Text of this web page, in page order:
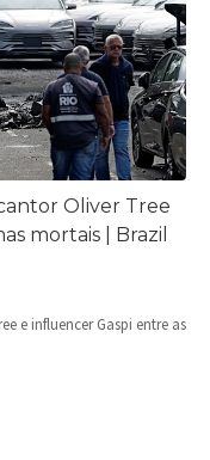
Oliver Tree
mortais | Brazil
e influencer Gaspi entre as